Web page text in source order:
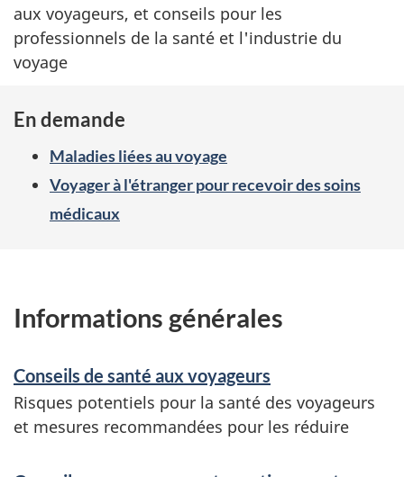
aux voyageurs, et conseils pour les
professionnels de la santé et l'industrie du
voyage
En demande
Maladies liées au voyage
Voyager à l'étranger pour recevoir des soins
médicaux
Informations générales
Conseils de santé aux voyageurs
Risques potentiels pour la santé des voyageurs
et mesures recommandées pour les réduire